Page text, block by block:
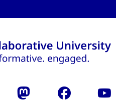
Mastodon Facebook